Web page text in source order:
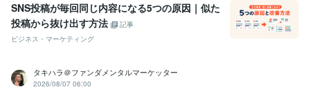
SNS投稿が毎回同じ内容になる5つの原因｜似た
投稿から抜け出す方法
記事
ビジネス・マーケティング
タキハラ＠ファンダメンタルマーケッター
2026/08/07 06:00